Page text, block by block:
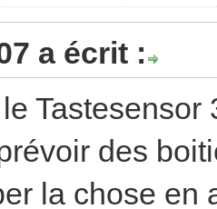
a écrit :
Tastesensor
des
la chose en